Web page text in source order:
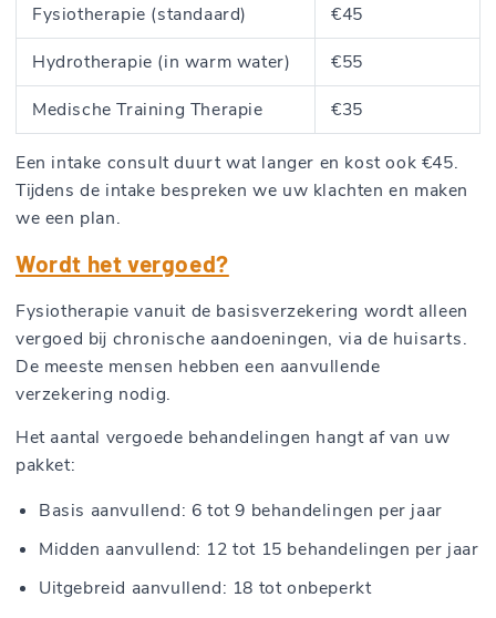
Fysiotherapie (standaard)
€45
Hydrotherapie (in warm water)
€55
Medische Training Therapie
€35
Een intake consult duurt wat langer en kost ook €45.
Tijdens de intake bespreken we uw klachten en maken
we een plan.
Wordt het vergoed?
Fysiotherapie vanuit de basisverzekering wordt alleen
vergoed bij chronische aandoeningen, via de huisarts.
De meeste mensen hebben een aanvullende
verzekering nodig.
Het aantal vergoede behandelingen hangt af van uw
pakket:
Basis aanvullend: 6 tot 9 behandelingen per jaar
Midden aanvullend: 12 tot 15 behandelingen per jaar
Uitgebreid aanvullend: 18 tot onbeperkt